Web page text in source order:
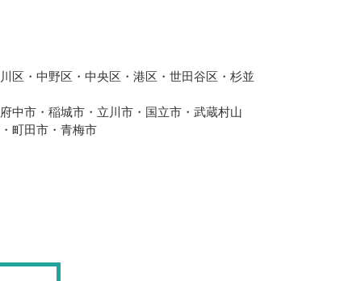
区・中野区・中央区・港区・世田谷区・杉並
中市・稲城市・立川市・国立市・武蔵村山
町田市・青梅市